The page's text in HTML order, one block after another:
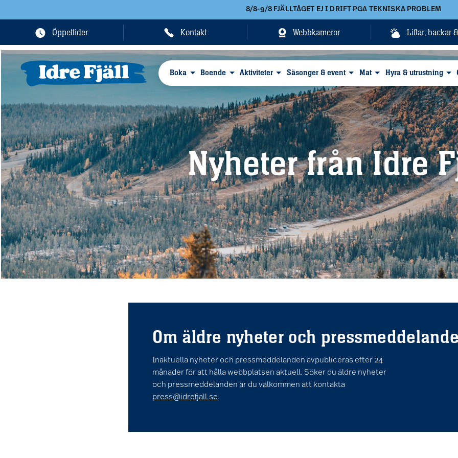
8/8-9/8 FJÄLLTÅGET EJ I DRIFT PGA TEKNISKA PROBLEM
Öppettider Kontakt Webbkameror Liftar, backar
Boka Boende Aktiviteter Säsonger & event Mat Hyra & utrustning
Nyheter från Idre
Om äldre nyheter och
Inaktuella nyheter och pressmeddelanden avpubliceras efter 24
månader för att hålla webbplatsen aktuell. Söker du äldre nyheter
och pressmeddelanden är du välkommen att kontakta
press@idrefjall.se.